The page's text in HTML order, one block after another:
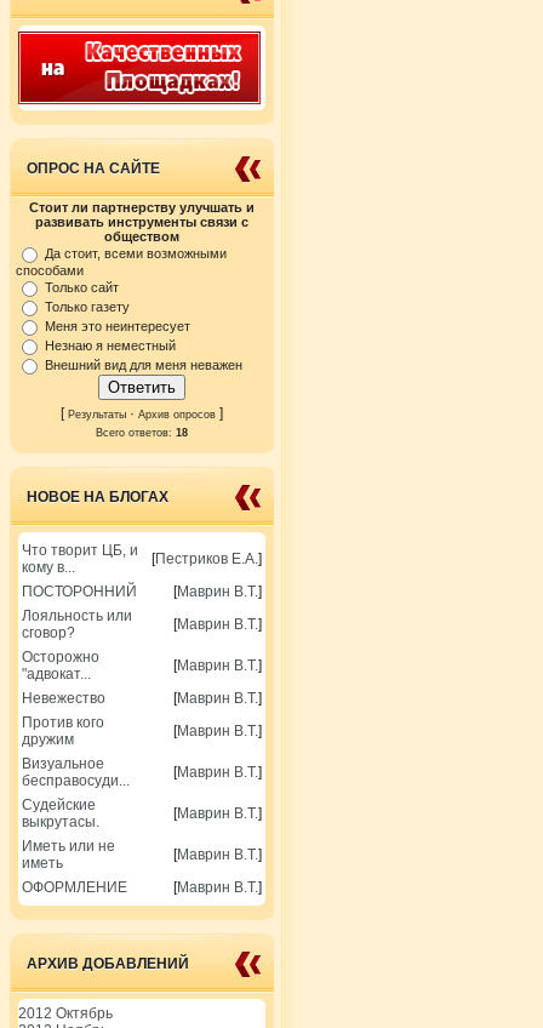
ОПРОС НА САЙТЕ
Стоит ли партнерству улучшать и
развивать инструменты связи с
обществом
Да стоит, всеми возможными
способами
Только сайт
Только газету
Меня это неинтересует
Незнаю я неместный
Внешний вид для меня неважен
[ Результаты · Архив опросов ]
Всего ответов: 18
НОВОЕ НА БЛОГАХ
Что творит ЦБ, и
кому в...
[Пестриков Е.А.]
ПОСТОРОННИЙ
[Маврин В.Т.]
Лояльность или
сговор?
[Маврин В.Т.]
Осторожно
"адвокат...
[Маврин В.Т.]
Невежество
[Маврин В.Т.]
Против кого
дружим
[Маврин В.Т.]
Визуальное
бесправосуди...
[Маврин В.Т.]
Судейские
выкрутасы.
[Маврин В.Т.]
Иметь или не
иметь
[Маврин В.Т.]
ОФОРМЛЕНИЕ
[Маврин В.Т.]
АРХИВ ДОБАВЛЕНИЙ
2012 Октябрь